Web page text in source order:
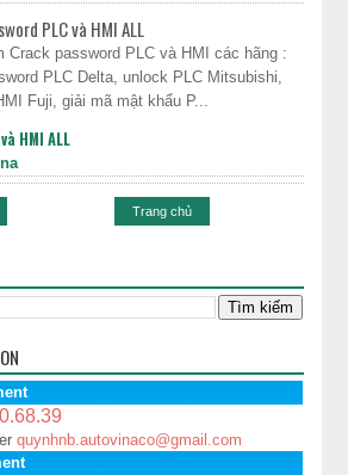
PLC và HMI ALL
Crack password PLC và HMI các hãng :
PLC Delta, unlock PLC Mitsubishi,
Fuji, giải mã mật khẩu P...
HMI ALL
Trang chủ
quynhnb.autovinaco@gmail.com